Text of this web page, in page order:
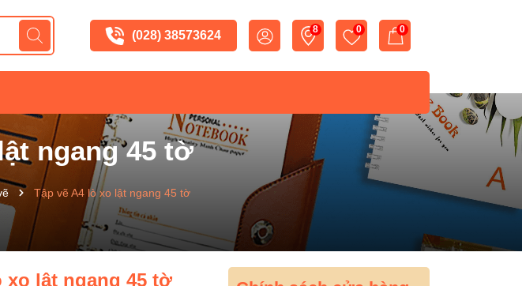
(028) 38573624 8 0 0
ngang 45 tờ
Tập vẽ A4 lò xo lật ngang 45 tờ
xo lật ngang 45 tờ